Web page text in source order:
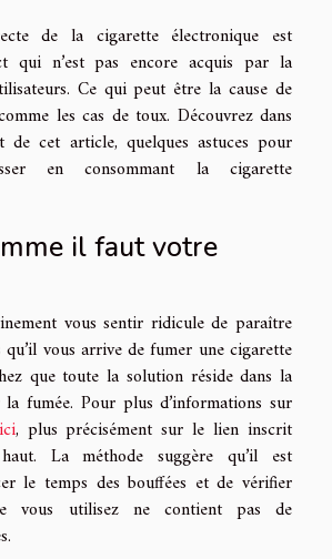
de la cigarette électronique est
qui n’est pas encore acquis par la
Ce qui peut être la cause de
les cas de toux. Découvrez dans
de cet article, quelques astuces pour
en consommant la cigarette
il faut votre
vous sentir ridicule de paraître
vous arrive de fumer une cigarette
que toute la solution réside dans la
la fumée. Pour plus d’informations sur
, plus précisément sur le lien inscrit
La méthode suggère qu’il est
le temps des bouffées et de vérifier
vous utilisez ne contient pas de